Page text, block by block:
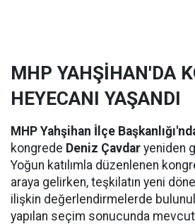
MHP YAHŞİHAN'DA
HEYECANI YAŞANDI
MHP Yahşihan İlçe
kongrede Deniz Çavdar yeniden
Yoğun katılımla düzenlenen
araya gelirken, teşkilatın yeni
ilişkin değerlendirmelerde
yapılan seçim sonucunda mevcut